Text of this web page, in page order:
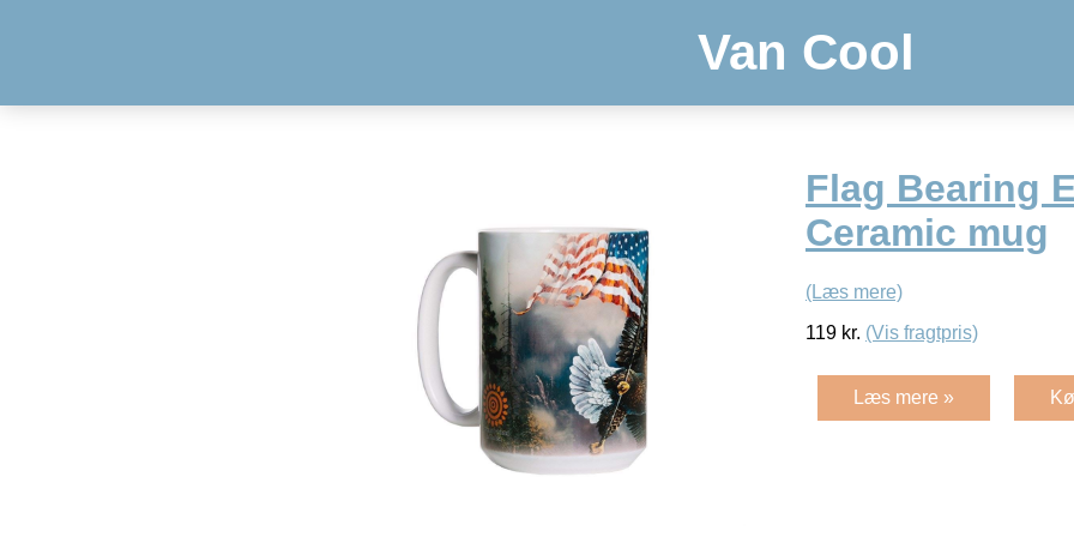
Van Cool
Flag Bearing
Ceramic mug
(Læs mere)
119 kr. (Vis fragtpris)
Læs mere »